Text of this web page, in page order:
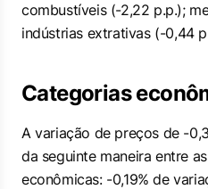
combustíveis (-2,22 p.p.);
indústrias extrativas (-0,44
Categorias
A variação de preços de -
da seguinte maneira entre
econômicas: -0,19% de